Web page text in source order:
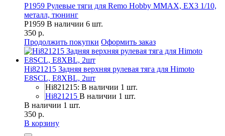
P1959 Рулевые тяги для Remo Hobby MMAX, EX3 1/10,
металл, тюнинг
P1959 В наличии 6 шт.
350 р.
Продолжить покупки Оформить заказ
Hi821215 Задняя верхняя рулевая тяга для Himoto
E8SCL, E8XBL, 2шт
Hi821215: В наличии 1 шт.
Hi821215 В наличии 1 шт.
В наличии 1 шт.
350 р.
В корзину